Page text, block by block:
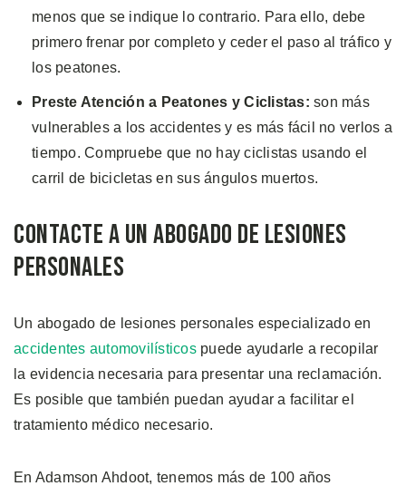
menos que se indique lo contrario. Para ello, debe
primero frenar por completo y ceder el paso al tráfico y
los peatones.
Preste Atención a Peatones y Ciclistas: son más
vulnerables a los accidentes y es más fácil no verlos a
tiempo. Compruebe que no hay ciclistas usando el
carril de bicicletas en sus ángulos muertos.
Contacte a Un Abogado de Lesiones
Personales
Un abogado de lesiones personales especializado en
accidentes automovilísticospuede ayudarle a recopilar
la evidencia necesaria para presentar una reclamación.
Es posible que también puedan ayudar a facilitar el
tratamiento médico necesario.
En Adamson Ahdoot, tenemos más de 100 años